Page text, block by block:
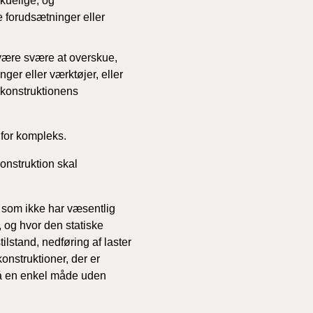
7-31/12
1-4/7 2019)
7-31/12
2018)
forudsætninger eller
svære at overskue,
eller værktøjer, eller
kompleks.
skal
ikke har væsentlig
hvor den statiske
nedføring af laster
der er
en enkel måde uden